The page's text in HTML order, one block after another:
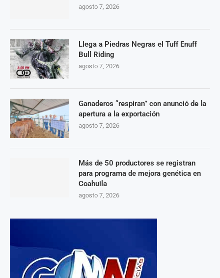
agosto 7, 2026
Llega a Piedras Negras el Tuff Enuff
Bull Riding
agosto 7, 2026
Ganaderos “respiran” con anunció de la
apertura a la exportación
agosto 7, 2026
Más de 50 productores se registran
para programa de mejora genética en
Coahuila
agosto 7, 2026